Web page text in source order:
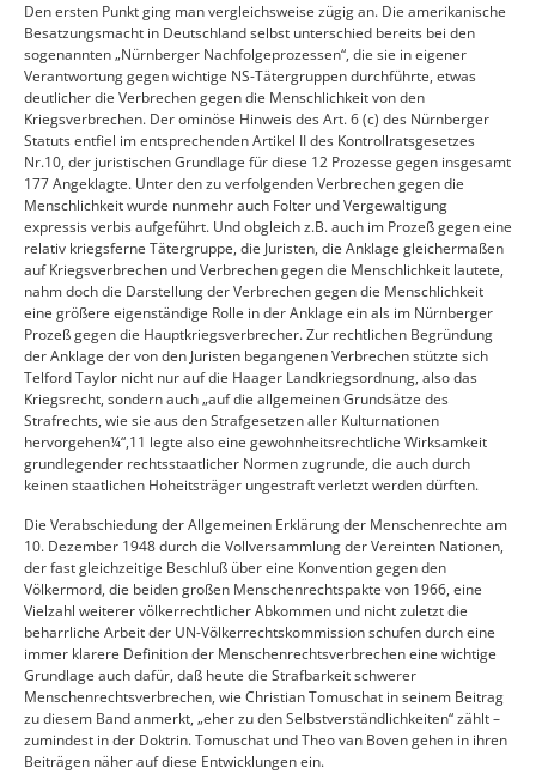
Den ersten Punkt ging man vergleichsweise zügig an. Die amerikanische
Besatzungsmacht in Deutschland selbst unterschied bereits bei den
sogenannten „Nürnberger Nachfolgeprozessen“, die sie in eigener
Verantwortung gegen wichtige NS-Tätergruppen durchführte, etwas
deutlicher die Verbrechen gegen die Menschlichkeit von den
Kriegsverbrechen. Der ominöse Hinweis des Art. 6 (c) des Nürnberger
Statuts entfiel im entsprechenden Artikel II des Kontrollratsgesetzes
Nr.10, der juristischen Grundlage für diese 12 Prozesse gegen insgesamt
177 Angeklagte. Unter den zu verfolgenden Verbrechen gegen die
Menschlichkeit wurde nunmehr auch Folter und Vergewaltigung
expressis verbis aufgeführt. Und obgleich z.B. auch im Prozeß gegen eine
relativ kriegsferne Tätergruppe, die Juristen, die Anklage gleichermaßen
auf Kriegsverbrechen und Verbrechen gegen die Menschlichkeit lautete,
nahm doch die Darstellung der Verbrechen gegen die Menschlichkeit
eine größere eigenständige Rolle in der Anklage ein als im Nürnberger
Prozeß gegen die Hauptkriegsverbrecher. Zur rechtlichen Begründung
der Anklage der von den Juristen begangenen Verbrechen stützte sich
Telford Taylor nicht nur auf die Haager Landkriegsordnung, also das
Kriegsrecht, sondern auch „auf die allgemeinen Grundsätze des
Strafrechts, wie sie aus den Strafgesetzen aller Kulturnationen
hervorgehen¼“,11 legte also eine gewohnheitsrechtliche Wirksamkeit
grundlegender rechtsstaatlicher Normen zugrunde, die auch durch
keinen staatlichen Hoheitsträger ungestraft verletzt werden dürften.
Die Verabschiedung der Allgemeinen Erklärung der Menschenrechte am
10. Dezember 1948 durch die Vollversammlung der Vereinten Nationen,
der fast gleichzeitige Beschluß über eine Konvention gegen den
Völkermord, die beiden großen Menschenrechtspakte von 1966, eine
Vielzahl weiterer völkerrechtlicher Abkommen und nicht zuletzt die
beharrliche Arbeit der UN-Völkerrechtskommission schufen durch eine
immer klarere Definition der Menschenrechtsverbrechen eine wichtige
Grundlage auch dafür, daß heute die Strafbarkeit schwerer
Menschenrechtsverbrechen, wie Christian Tomuschat in seinem Beitrag
zu diesem Band anmerkt, „eher zu den Selbstverständlichkeiten“ zählt –
zumindest in der Doktrin. Tomuschat und Theo van Boven gehen in ihren
Beiträgen näher auf diese Entwicklungen ein.